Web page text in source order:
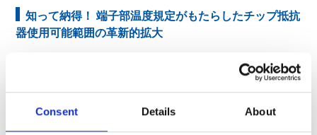
Consent Details About
知って納得！ 端子部温度規定がもたらしたチップ抵抗
器使用可能範囲の革新的拡大
KOA株式会社
昨年7月末
サージチッ
力が大幅に
温領域での